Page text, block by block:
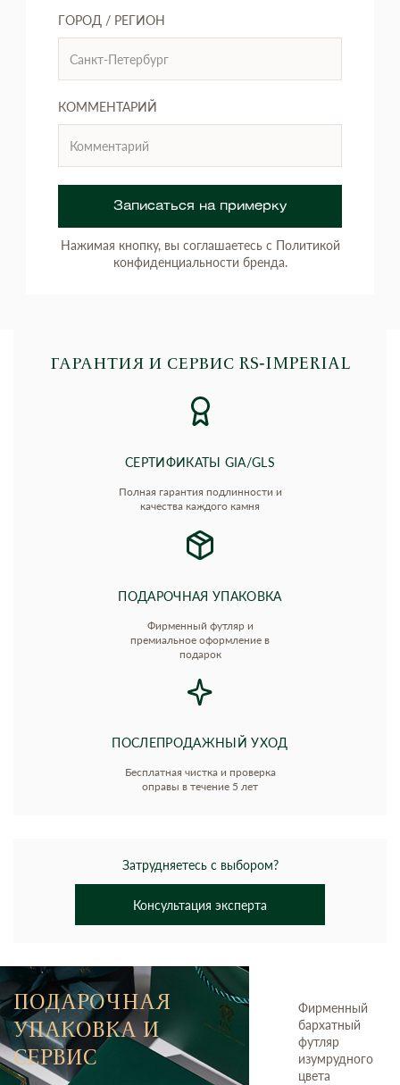
ГОРОД / РЕГИОН
КОММЕНТАРИЙ
Записаться на примерку
Нажимая кнопку, вы соглашаетесь с Политикой
конфиденциальности бренда.
ГАРАНТИЯ И СЕРВИС RS‑IMPERIAL
СЕРТИФИКАТЫ GIA/GLS
Полная гарантия подлинности и
качества каждого камня
ПОДАРОЧНАЯ УПАКОВКА
Фирменный футляр и
премиальное оформление в
подарок
ПОСЛЕПРОДАЖНЫЙ УХОД
Бесплатная чистка и проверка
оправы в течение 5 лет
Затрудняетесь с выбором?
Консультация эксперта
ПОДАРОЧНАЯ
УПАКОВКА И
СЕРВИС
Фирменный
бархатный
футляр
изумрудного
цвета